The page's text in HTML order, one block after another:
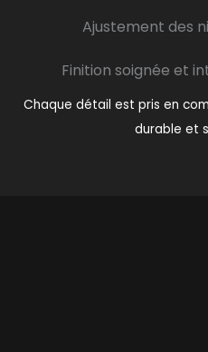
Ajustement des
Finition soignée et
Chaque détail est pris en
durable et